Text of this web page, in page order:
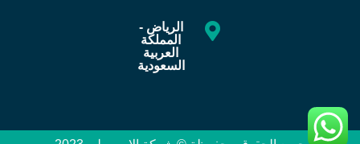
الرياض -
المملكة
العربية
السعودية